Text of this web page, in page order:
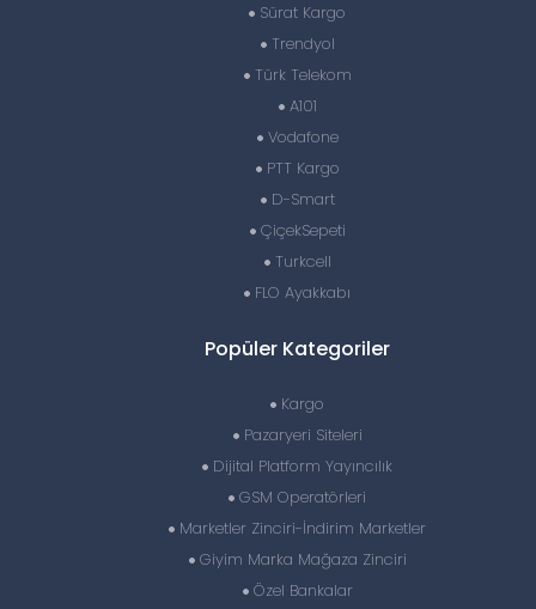
Sürat Kargo
Trendyol
Türk Telekom
A101
Vodafone
PTT Kargo
D-Smart
ÇiçekSepeti
Turkcell
FLO Ayakkabı
Popüler Kategoriler
Kargo
Pazaryeri Siteleri
Dijital Platform Yayıncılık
GSM Operatörleri
Marketler Zinciri-İndirim Marketler
Giyim Marka Mağaza Zinciri
Özel Bankalar